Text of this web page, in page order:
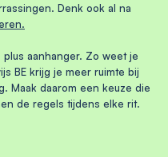
Denk ook al na
aanhanger. Zo weet je
BE krijg je meer ruimte bij
Maak daarom een keuze die
de regels tijdens elke rit.